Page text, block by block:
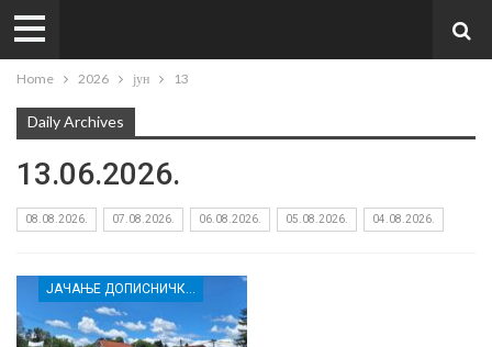
Home 2026 јун 13
Daily Archives
13.06.2026.
08.08.2026. 07.08.2026. 06.08.2026. 05.08.2026. 04.08.2026.
ЈАЧАЊЕ ДОПИСНИЧКЕ МРЕЖЕ НЕЗАВИСНИХ МЕДИЈА У РАСИНСКОМ ОКРУГУ